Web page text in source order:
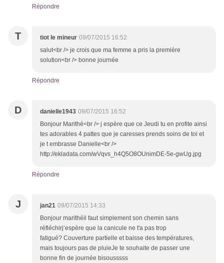
Répondre
T tiot le mineur 09/07/2015 16:52
salut<br /> je crois que ma femme a pris la première
solution<br /> bonne journée
Répondre
D danielle1943 09/07/2015 16:52
Bonjour Marithé<br /> j espère que ce Jeudi tu en profite ainsi
tes adorables 4 pattes que je caresses prends soins de toi et
je t embrasse Danielle<br />
http://ekladata.com/wVqvs_h4Q5O8OUnimDE-5e-gwUg.jpg
Répondre
J jan21 09/07/2015 14:33
Bonjour marithéil faut simplement son chemin sans
réfléchirj’espère que la canicule ne t'a pas trop
fatigué? Couverture partielle et baisse des températures,
mais toujours pas de pluieJe te souhaite de passer une
bonne fin de journée bisousssss